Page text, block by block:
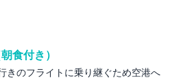
食付き）
きのフライトに乗り継ぐため空港へ